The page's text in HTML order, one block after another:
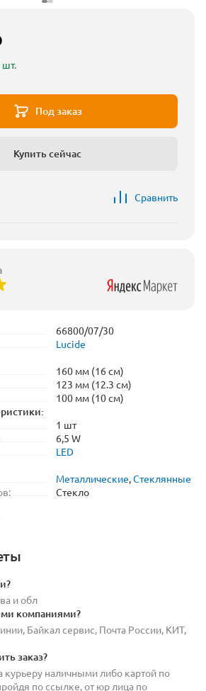
66800/07/30
Lucide
160 мм (16 см)
123 мм (12.3 см)
100 мм (10 см)
1 шт
6,5 W
LED
Металлические,Стеклянные
Стекло
и обл
компаниями?
Байкал сервис, Почта России, КИТ,
заказ?
курьеру наличными либо картой по
по ссылке, от юр лица по
шт.
Под заказ
Купить сейчас
Сравнить